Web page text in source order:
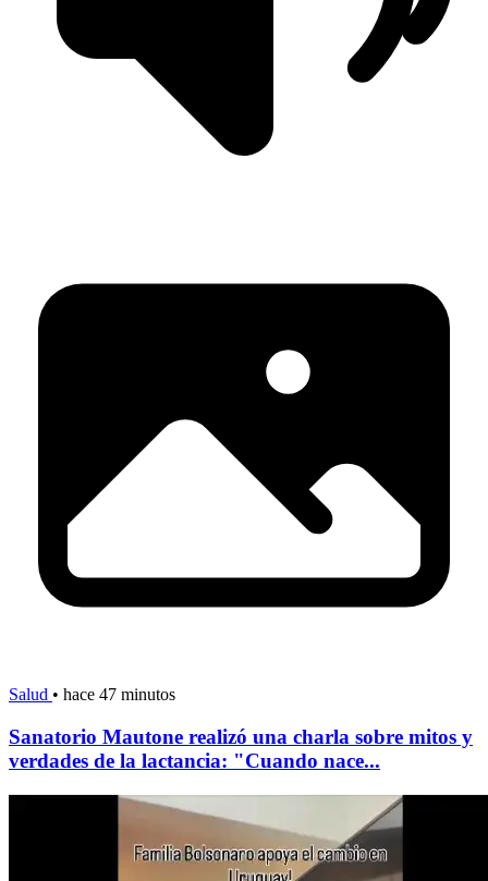
Salud • hace 47 minutos
Sanatorio Mautone realizó una charla sobre mitos y
verdades de la lactancia: "Cuando nace...